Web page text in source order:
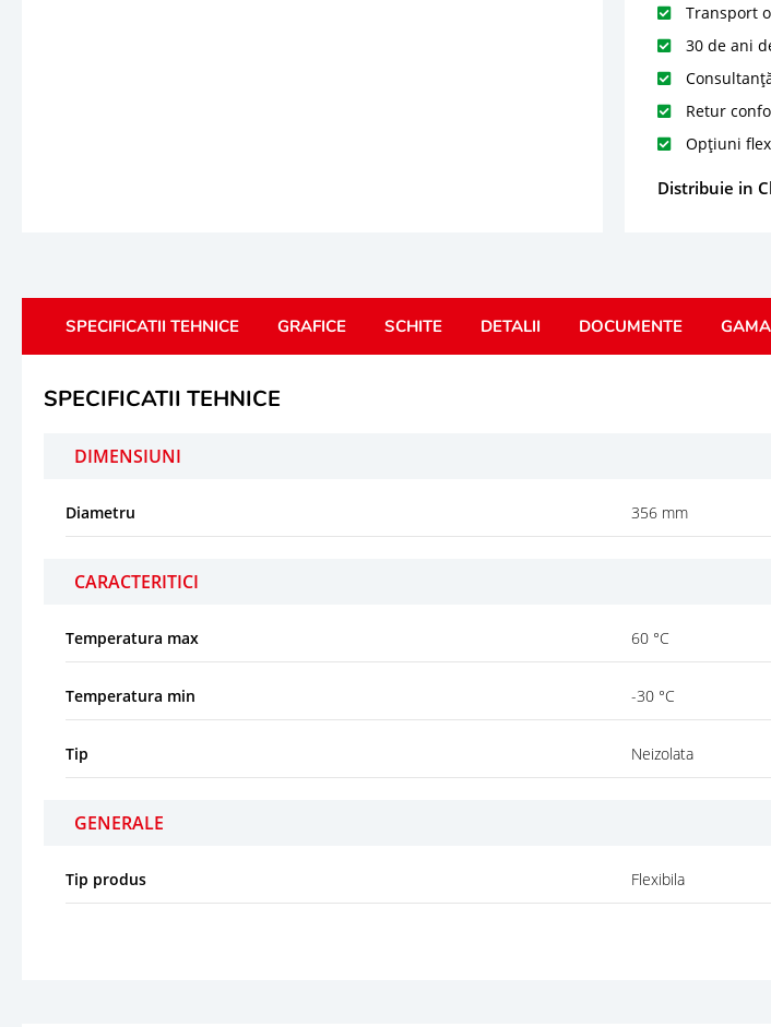
Transport
30 de ani
Retur
Opțiuni
Distribuie in
SPECIFICATII TEHNICE GRAFICE SCHITE DETALII DOCUMENTE
SPECIFICATII TEHNICE
DIMENSIUNI
Diametru 356 mm
CARACTERITICI
Temperatura max 60 °C
Temperatura min -30 °C
Tip Neizolata
GENERALE
Tip produs Flexibila